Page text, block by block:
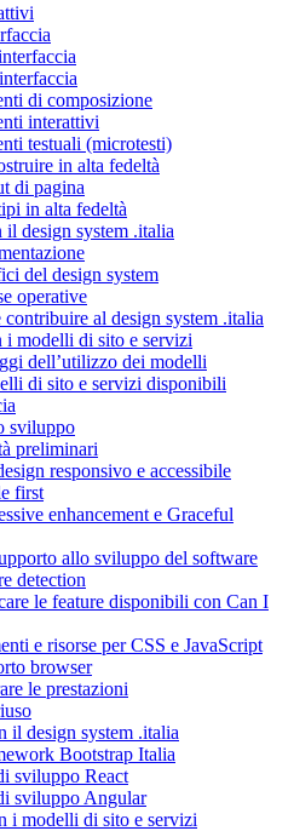
di composizione
interattivi
testuali (microtesti)
in alta fedeltà
di pagina
in alta fedeltà
il design system .italia
del design system
operative
al design system .italia
i modelli di sito e servizi
dell’utilizzo dei modelli
di sito e servizi disponibili
sviluppo
preliminari
responsivo e accessibile
first
enhancement e Graceful
allo sviluppo del software
detection
le feature disponibili con Can I
e risorse per CSS e JavaScript
browser
le prestazioni
il design system .italia
Bootstrap Italia
sviluppo React
sviluppo Angular
i modelli di sito e servizi